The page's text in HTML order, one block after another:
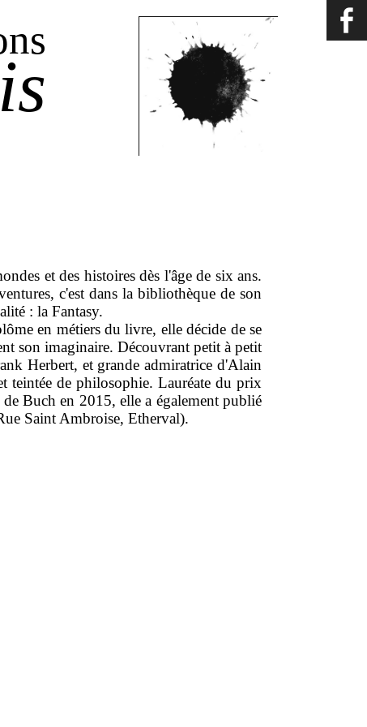
et des histoires dès l'âge de six ans.
c'est dans la bibliothèque de son
: la Fantasy.
en métiers du livre, elle décide de se
son imaginaire. Découvrant petit à petit
Herbert, et grande admiratrice d'Alain
teintée de philosophie. Lauréate du prix
Buch en 2015, elle a également publié
Saint Ambroise, Etherval).